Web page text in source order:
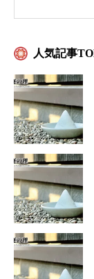
人気記事